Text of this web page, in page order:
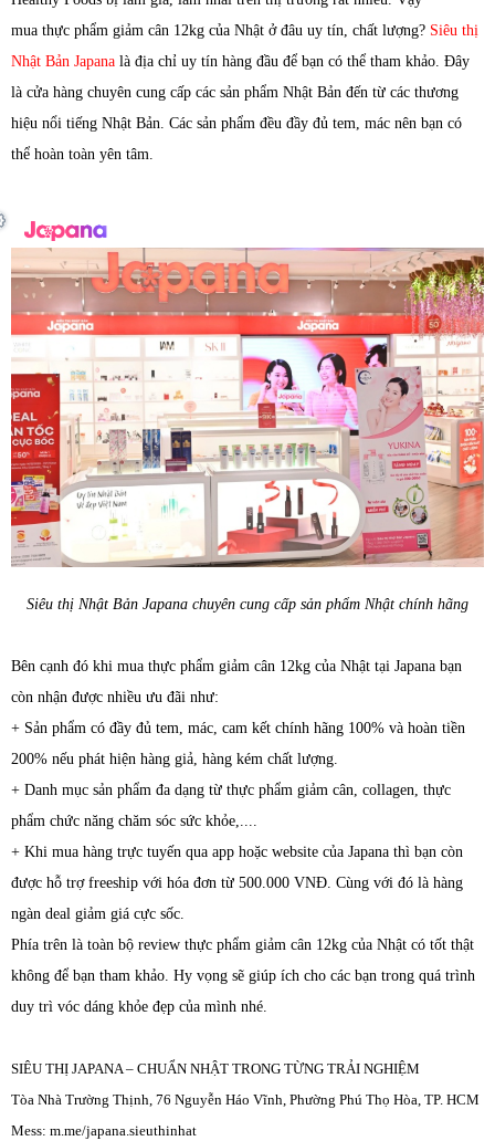
mua thực phẩm giảm cân 12kg của Nhật ở đâu uy tín, chất lượng? Siêu thị
Nhật Bản Japana là địa chỉ uy tín hàng đầu để bạn có thể tham khảo. Đây
là cửa hàng chuyên cung cấp các sản phẩm Nhật Bản đến từ các thương
hiệu nổi tiếng Nhật Bản. Các sản phẩm đều đầy đủ tem, mác nên bạn có
thể hoàn toàn yên tâm.
Siêu thị Nhật Bản Japana chuyên cung cấp sản phẩm Nhật chính hãng
Bên cạnh đó khi mua thực phẩm giảm cân 12kg của Nhật tại Japana bạn
còn nhận được nhiều ưu đãi như:
+ Sản phẩm có đầy đủ tem, mác, cam kết chính hãng 100% và hoàn tiền
200% nếu phát hiện hàng giả, hàng kém chất lượng.
+ Danh mục sản phẩm đa dạng từ thực phẩm giảm cân, collagen, thực
phẩm chức năng chăm sóc sức khỏe,....
+ Khi mua hàng trực tuyến qua app hoặc website của Japana thì bạn còn
được hỗ trợ freeship với hóa đơn từ 500.000 VNĐ. Cùng với đó là hàng
ngàn deal giảm giá cực sốc.
Phía trên là toàn bộ review thực phẩm giảm cân 12kg của Nhật có tốt thật
không để bạn tham khảo. Hy vọng sẽ giúp ích cho các bạn trong quá trình
duy trì vóc dáng khỏe đẹp của mình nhé.
SIÊU THỊ JAPANA – CHUẨN NHẬT TRONG TỪNG TRẢI NGHIỆM
Tòa Nhà Trường Thịnh, 76 Nguyễn Háo Vĩnh, Phường Phú Thọ Hòa, TP. HCM
Mess: m.me/japana.sieuthinhat